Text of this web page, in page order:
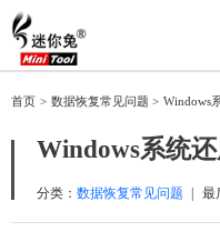
产品
迷你兔分区向导
下载
购买
首页 > 数据恢复常见问题 > Windows
Windows系统
分类： 数据恢复常见问题 最